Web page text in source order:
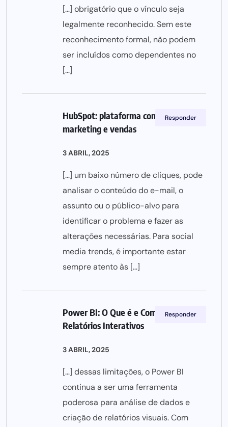
[…] obrigatório que o vínculo seja
legalmente reconhecido. Sem este
reconhecimento formal, não podem
ser incluídos como dependentes no
[…]
HubSpot: plataforma completa de
marketing e vendas
3 ABRIL, 2025
[…] um baixo número de cliques, pode
analisar o conteúdo do e-mail, o
assunto ou o público-alvo para
identificar o problema e fazer as
alterações necessárias. Para social
media trends, é importante estar
sempre atento às […]
Responder
Power BI: O Que é e Como Criar
Relatórios Interativos
3 ABRIL, 2025
[…] dessas limitações, o Power BI
continua a ser uma ferramenta
poderosa para análise de dados e
criação de relatórios visuais. Com
Responder